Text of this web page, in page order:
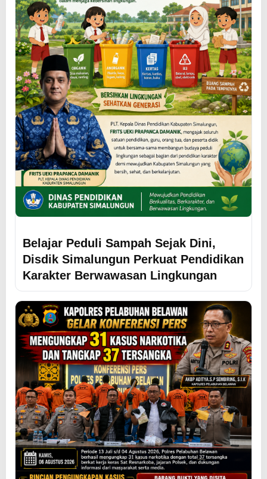
Belajar Peduli Sampah Sejak Dini,
Disdik Simalungun Perkuat Pendidikan
Karakter Berwawasan Lingkungan